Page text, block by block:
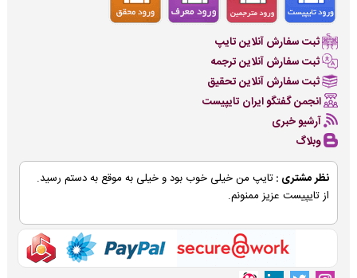
ثبت سفارش آنلاین تایپ
ثبت سفارش آنلاین ترجمه
ثبت سفارش آنلاین تحقیق
انجمن گفتگو ایران تایپیست
آرشیو خبری
وبلاگ
نظر مشتری :تایپ من خیلی خوب بود و خیلی به موقع به دستم رسید.
از تایپیست عزیز ممنونم.